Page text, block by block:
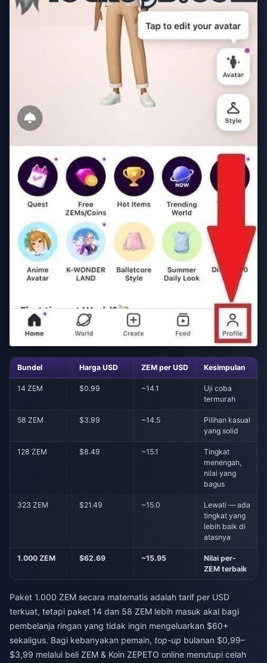
Bundel Harga USD ZEM per USD Kesimpulan
14 ZEM $0.99 ~14.1
Uji coba
termurah
58 ZEM $3.99 ~14.5
Pilihan kasual
yang solid
128 ZEM $8.49 ~15.1
Tingkat
menengah,
nilai yang
bagus
323 ZEM $21.49 ~15.0
Lewati — ada
tingkat yang
lebih baik di
atasnya
1.000 ZEM $62.69 ~15.95
Nilai per-
ZEM terbaik
Paket 1.000 ZEM secara matematis adalah tarif per USD
terkuat, tetapi paket 14 dan 58 ZEM lebih masuk akal bagi
pembelanja ringan yang tidak ingin mengeluarkan $60+
sekaligus. Bagi kebanyakan pemain, top-up bulanan $0,99–
$3,99 melalui beli ZEM & Koin ZEPETO online menutupi celah